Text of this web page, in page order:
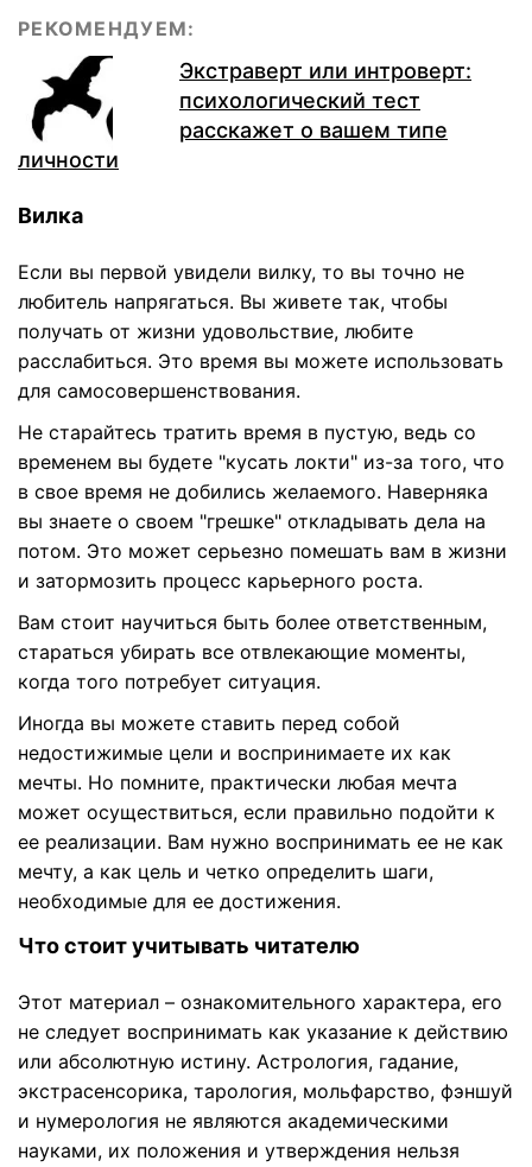
РЕКОМЕНДУЕМ:
Экстраверт или интроверт:
психологический тест
расскажет о вашем типе
личности
Вилка
Если вы первой увидели вилку, то вы точно не
любитель напрягаться. Вы живете так, чтобы
получать от жизни удовольствие, любите
расслабиться. Это время вы можете использовать
для самосовершенствования.
Не старайтесь тратить время в пустую, ведь со
временем вы будете "кусать локти" из-за того, что
в свое время не добились желаемого. Наверняка
вы знаете о своем "грешке" откладывать дела на
потом. Это может серьезно помешать вам в жизни
и затормозить процесс карьерного роста.
Вам стоит научиться быть более ответственным,
стараться убирать все отвлекающие моменты,
когда того потребует ситуация.
Иногда вы можете ставить перед собой
недостижимые цели и воспринимаете их как
мечты. Но помните, практически любая мечта
может осуществиться, если правильно подойти к
ее реализации. Вам нужно воспринимать ее не как
мечту, а как цель и четко определить шаги,
необходимые для ее достижения.
Что стоит учитывать читателю
Этот материал – ознакомительного характера, его
не следует воспринимать как указание к действию
или абсолютную истину. Астрология, гадание,
экстрасенсорика, тарология, мольфарство, фэншуй
и нумерология не являются академическими
науками, их положения и утверждения нельзя